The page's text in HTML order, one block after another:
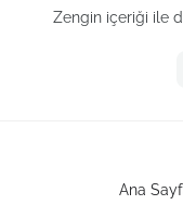
Zengin içeriği ile
Ana